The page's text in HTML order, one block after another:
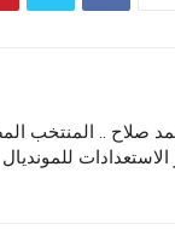
صلاح .. المنتخب
للمونديال